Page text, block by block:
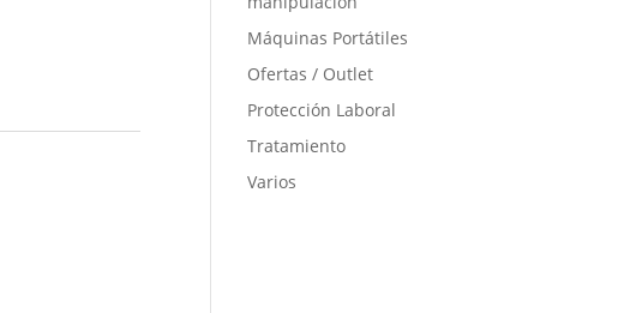
Máquinas Portátiles
Ofertas / Outlet
Protección Laboral
Tratamiento
Varios